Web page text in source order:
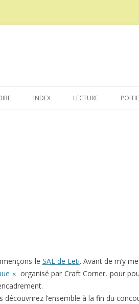
au
INDEX LECTURE
le SAL de Leti. Avant de m’y
« organisé par Craft Corner, pour
l’ensemble à la fin du